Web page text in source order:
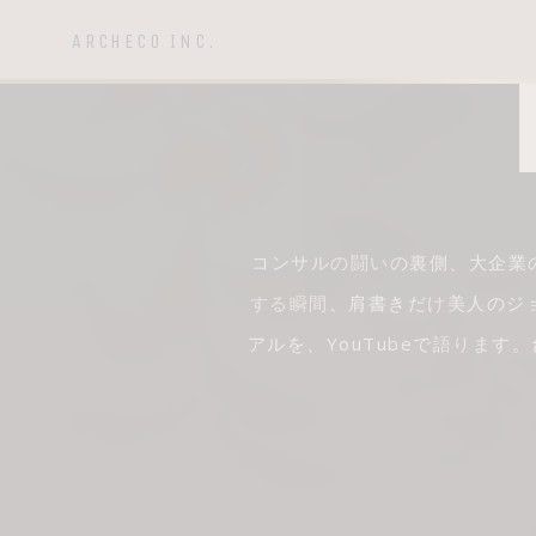
ARCHECO INC.
コンサルの闘いの裏側、大企
する瞬間、肩書きだけ美人の
アルを、YouTubeで語ります